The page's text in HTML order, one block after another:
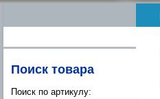
Поиск товара
Поиск по артикулу: